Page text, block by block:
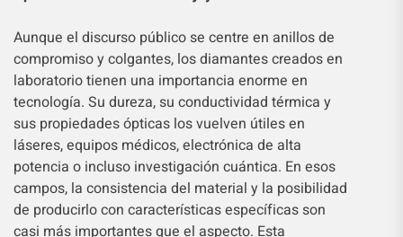
Aunque el discurso público se centre en anillos de
compromiso y colgantes, los diamantes creados en
laboratorio tienen una importancia enorme en
tecnología. Su dureza, su conductividad térmica y
sus propiedades ópticas los vuelven útiles en
láseres, equipos médicos, electrónica de alta
potencia o incluso investigación cuántica. En esos
campos, la consistencia del material y la posibilidad
de producirlo con características específicas son
casi más importantes que el aspecto. Esta